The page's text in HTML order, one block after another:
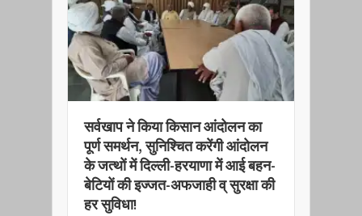
​सर्वखाप ने किया किसान आंदोलन का
पूर्ण समर्थन, सुनिश्चित करेंगी आंदोलन
के जत्थों में दिल्ली-हरयाणा में आई बहन-
बेटियों की इज्जत-अफजाही व् सुरक्षा की
हर सुविधा!